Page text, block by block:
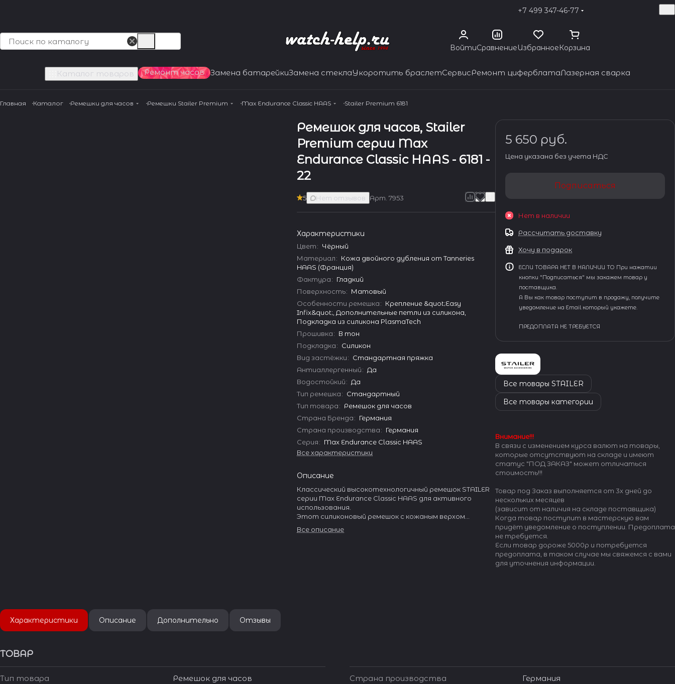
+7 499 347-46-77
ВойтиСравнениеИзбранноеКорзина
Каталог товаров Ремонт часов Замена батарейкиЗамена стеклаУкоротить браслетСервисРемонт циферблатаЛазерная сварка
Главная Каталог Ремешки для часов Ремешки Stailer Premium Max Endurance Classic HAAS Stailer Premium 6181
Ремешок для часов, Stailer
Premium серии Max
Endurance Classic HAAS - 6181 -
22
5 Нет отзывов Арт.7953
Характеристики
Цвет: Чёрный
Материал: Кожа двойного дубления от Tanneries
HAAS (Франция)
Фактура: Гладкий
Поверхность: Матовый
Особенности ремешка: Крепление &quot;Easy
Infix&quot;, Дополнительные петли из силикона,
Подкладка из силикона PlasmaTech
Прошивка: В тон
Подкладка: Силикон
Вид застёжки: Стандартная пряжка
Антиаллергенный: Да
Водостойкий: Да
Тип ремешка: Стандартный
Тип товара: Ремешок для часов
Страна Бренда: Германия
Страна производства: Германия
Серия: Max Endurance Classic HAAS
Все характеристики
Описание
Классический высокотехнологичный ремешок STAILER
серии Max Endurance Classic HAAS для активного
использования.
Этот силиконовый ремешок с кожаным верхом
Endurance" в переводе "Максимальная выносливость".
Все описание
5 650 руб.
Цена указана без учета НДС
Подписаться
Нет в наличии
Рассчитать доставку
Хочу в подарок
ЕСЛИ ТОВАРА НЕТ В НАЛИЧИИ ТО При нажатии
кнопки "Подписаться" мы закажем товар у
поставщика.
А Вы как товар поступит в продажу, получите
уведомление на Email который укажете.
ПРЕДОПЛАТА НЕ ТРЕБУЕТСЯ
Все товары STAILER
Все товары категории
Внимание!!!
В связи с изменением курса валют на товары,
которые отсутствуют на складе и имеют
статус "ПОД ЗАКАЗ" может отличаться
стоимость!!!
Товар под Заказ выполняется от 3х дней до
нескольких месяцев
(зависит от наличия на складе поставщика)
Когда товар поступит в мастерскую вам
придёт уведомление о поступлении. Предоплата
не требуется.
Если товар дороже 5000р и потребуется
предоплата, в таком случае мы свяжемся с вами
для уточнения информации.
Характеристики Описание Дополнительно Отзывы
ТОВАР
Тип товара Ремешок для часов Страна производства Германия